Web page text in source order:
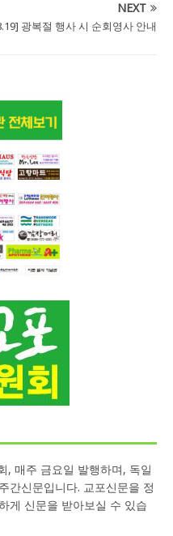
NEXT
광복절 행사 시 순회영사 안내
, 매주 금요일 발행하며, 독일
간신문입니다. 교포신문을 정
게 신문을 받아보실 수 있습